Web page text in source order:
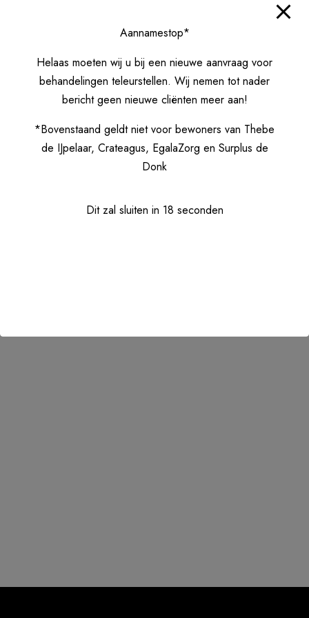
Aannamestop*
Helaas moeten wij u bij een nieuwe aanvraag voor
behandelingen teleurstellen. Wij nemen tot nader
bericht geen nieuwe cliënten meer aan!
*Bovenstaand geldt niet voor bewoners van Thebe
de IJpelaar, Crateagus, EgalaZorg en Surplus de
Donk
Dit zal sluiten in 18 seconden